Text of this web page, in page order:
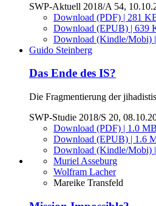
SWP-Aktuell 2018/A 54,
Download (PDF) | 281
Download (EPUB) | 639
Download (Kindle/Mobi)
Guido Steinberg
Das Ende des IS?
Die Fragmentierung der
SWP-Studie 2018/S 20,
Download (PDF) | 1.0 MB
Download (EPUB) | 1.6
Download (Kindle/Mobi)
Muriel Asseburg
Wolfram Lacher
Mareike Transfeld